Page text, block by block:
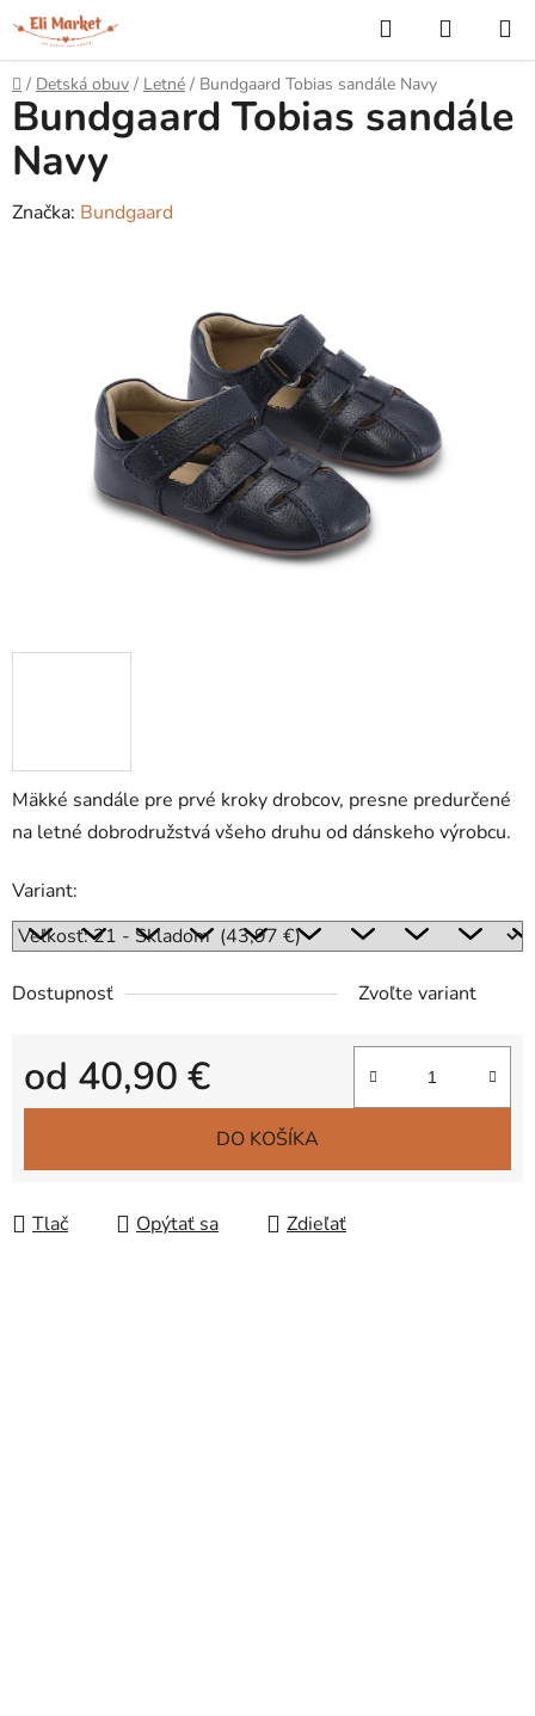
Prejsť
na
obsah
Hľadať
KOŠÍK
Domov
/ Detská obuv / Letné / Bundgaard Tobias sandále Navy
Mäkké sandále pre prvé kroky drobcov, presne predurčené
na letné dobrodružstvá všeho druhu od dánskeho výrobcu.
Variant:
Dostupnosť Zvoľte variant
od 40,90 €
Jednotková cena:
DO KOŠÍKA
Tlač Opýtať sa Zdieľať
Bundgaard Tobias sandále
Navy
Značka: Bundgaard